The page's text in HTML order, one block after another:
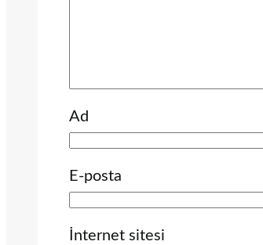
Ad
E-posta
İnternet sitesi